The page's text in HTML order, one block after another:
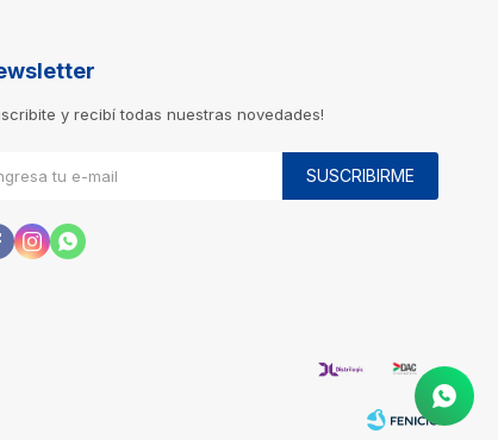
y recibí todas nuestras novedades!
SUSCRIBIRME
 